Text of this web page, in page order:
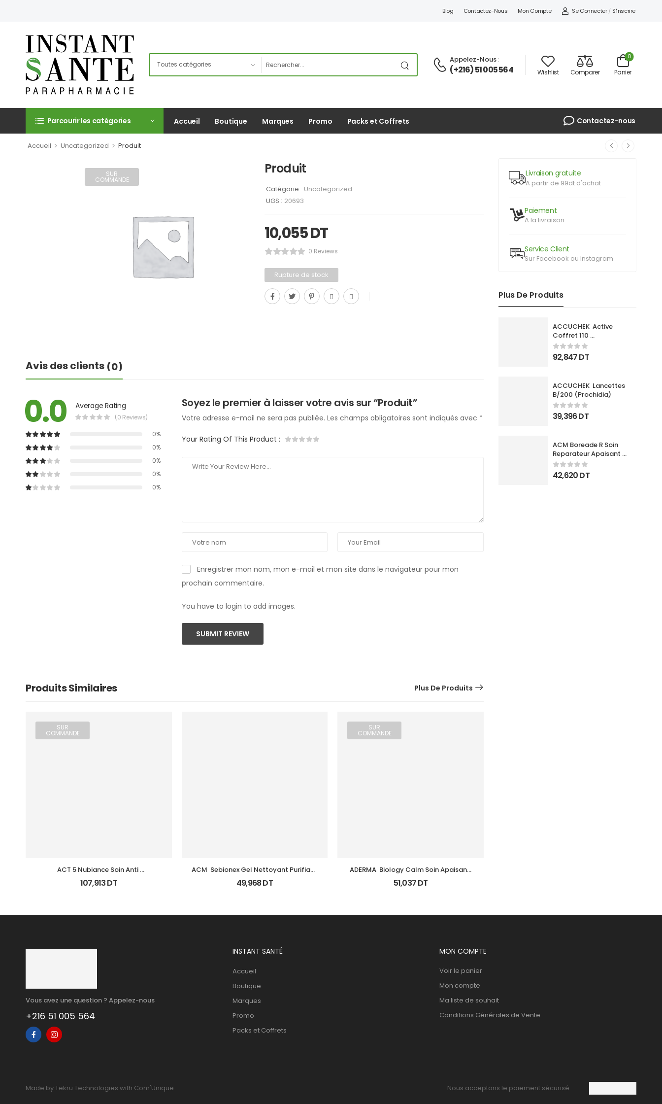
Blog Contactez-Nous Mon Compte Se Connecter / S'inscrire
Appelez-Nous :
(+216) 51 005 564 Wishlist Comparer Panier
0
Parcourir les catégories Accueil Boutique Marques Promo Packs et Coffrets Contactez-nous
Accueil > Uncategorized > Produit
Livraison gratuite
A partir de 99dt d'achat
Paiement
A la livraison
Service Client
Sur Facebook ou Instagram
Plus De Produits
ACCUCHEK  Active
Coffret 110
Bandlettes+Appareil
92,847DT
ACCUCHEK  Lancettes
B/200 (Prochidia)
39,396DT
ACM Boreade R Soin
Reparateur Apaisant
40Ml
42,620DT
SUR
COMMANDE
Produit
Catégorie : Uncategorized
UGS : 20693
10,055DT
0 Reviews
Rupture de stock
Avis des clients (0)
0.0 Average Rating
(0 Reviews)
0%
0%
0%
0%
0%
Soyez le premier à laisser votre avis sur “Produit”
Votre adresse e-mail ne sera pas publiée. Les champs obligatoires sont indiqués avec *
Your Rating Of This Product :
Enregistrer mon nom, mon e-mail et mon site dans le navigateur pour mon
prochain commentaire.
You have to login to add images.
SUBMIT REVIEW
Produits Similaires Plus De Produits
SUR
COMMANDE
ACT 5 Nubiance Soin Anti
Imperfections 30Ml
107,913DT
ACM  Sebionex Gel Nettoyant Purifiant
Fl 200Ml
49,968DT
SUR
COMMANDE
ADERMA  Biology Calm Soin Apaisant
Tb 40 Ml
51,037DT
Vous avez une question ? Appelez-nous
+216 51 005 564
INSTANT SANTÉ
Accueil
Boutique
Marques
Promo
Packs et Coffrets
MON COMPTE
Voir le panier
Mon compte
Ma liste de souhait
Conditions Générales de Vente
Made by Tekru Technologies with Com'Unique Nous acceptons le paiement sécurisé